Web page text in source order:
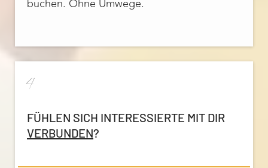
buchen. Ohne Umwege.
4
FÜHLEN SICH INTERESSIERTE MIT DIR
VERBUNDEN?